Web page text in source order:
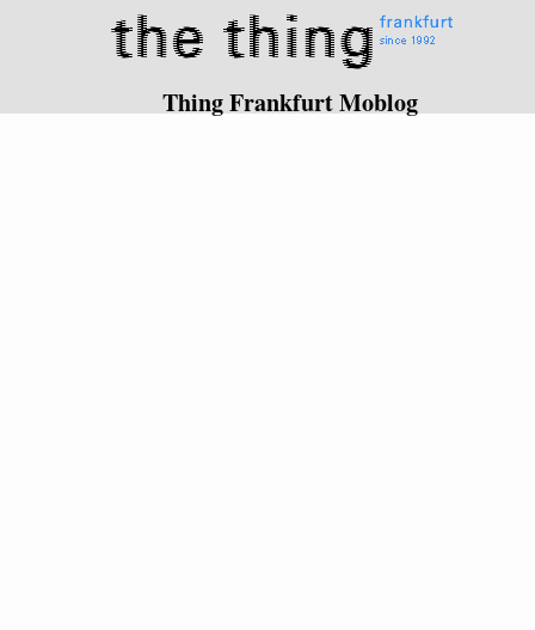
Thing Frankfurt Moblog